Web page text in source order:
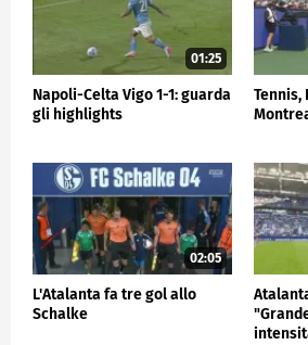
01:25
Napoli-Celta Vigo 1-1: guarda
gli highlights
02:05
L'Atalanta fa tre gol allo
Schalke